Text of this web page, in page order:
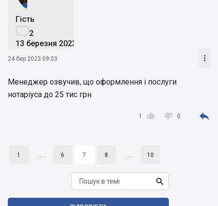
Гість
2
13 березня 2023
24 бер 2023 09:03 
Менеджер озвучив, що оформлення і послуги
нотаріуса до 25 тис грн

1  0 
1 . . . 6 7 8 . . . 10
